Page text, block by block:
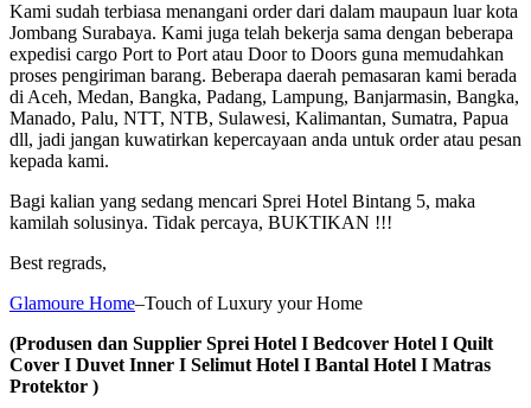
Kami sudah terbiasa menangani order dari dalam maupaun luar kota
Jombang Surabaya. Kami juga telah bekerja sama dengan beberapa
expedisi cargo Port to Port atau Door to Doors guna memudahkan
proses pengiriman barang. Beberapa daerah pemasaran kami berada
di Aceh, Medan, Bangka, Padang, Lampung, Banjarmasin, Bangka,
Manado, Palu, NTT, NTB, Sulawesi, Kalimantan, Sumatra, Papua
dll, jadi jangan kuwatirkan kepercayaan anda untuk order atau pesan
kepada kami.
Bagi kalian yang sedang mencari Sprei Hotel Bintang 5, maka
kamilah solusinya. Tidak percaya, BUKTIKAN !!!
Best regrads,
Glamoure Home–Touch of Luxury your Home
(Produsen dan Supplier Sprei Hotel I Bedcover Hotel I Quilt
Cover I Duvet Inner I Selimut Hotel I Bantal Hotel I Matras
Protektor )